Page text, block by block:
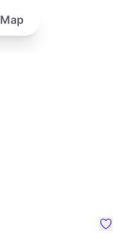
Map